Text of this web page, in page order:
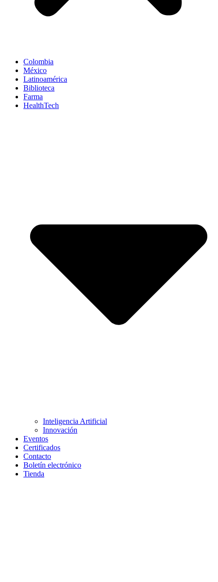
Colombia
México
Latinoamérica
Biblioteca
Farma
HealthTech
Inteligencia Artificial
Innovación
Eventos
Certificados
Contacto
Boletín electrónico
Tienda